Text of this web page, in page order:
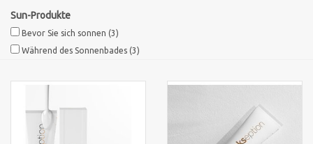
Sun-Produkte
Bevor Sie sich sonnen (3)
Während des Sonnenbades (3)